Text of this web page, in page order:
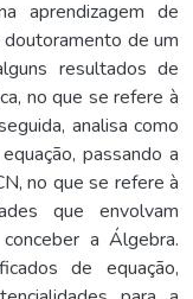
aprendizagem de
de um
resultados de
no que se refere à
analisa como
passando a
no que se refere à
que envolvam
a Álgebra.
de equação,